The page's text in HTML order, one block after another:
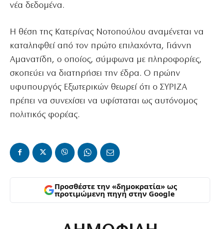
νέα δεδομένα.
Η θέση της Κατερίνας Νοτοπούλου αναμένεται να
καταληφθεί από τον πρώτο επιλαχόντα, Γιάννη
Αμανατίδη, ο οποίος, σύμφωνα με πληροφορίες,
σκοπεύει να διατηρήσει την έδρα. Ο πρώην
υφυπουργός Εξωτερικών θεωρεί ότι ο ΣΥΡΙΖΑ
πρέπει να συνεχίσει να υφίσταται ως αυτόνομος
πολιτικός φορέας.
Προσθέστε την «δημοκρατία» ως
προτιμώμενη πηγή στην Google